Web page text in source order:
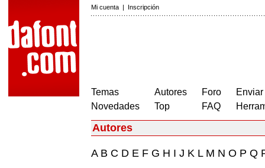
Mi cuenta | Inscripción
Temas
Novedades
Autores
Top
Foro
FAQ
Autores
AB C D E F G H I J K LM N O P Q